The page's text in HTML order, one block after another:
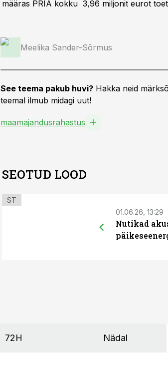
määras PRIA kokku 3,96 miljonit eurot
Meelika Sander-Sõrmus
See teema pakub huvi? Hakka neid
teemal ilmub midagi uut!
maamajandusrahastus
SEOTUD LOOD
ST
01.06.26, 13:29
Nutikad
72H Nädal